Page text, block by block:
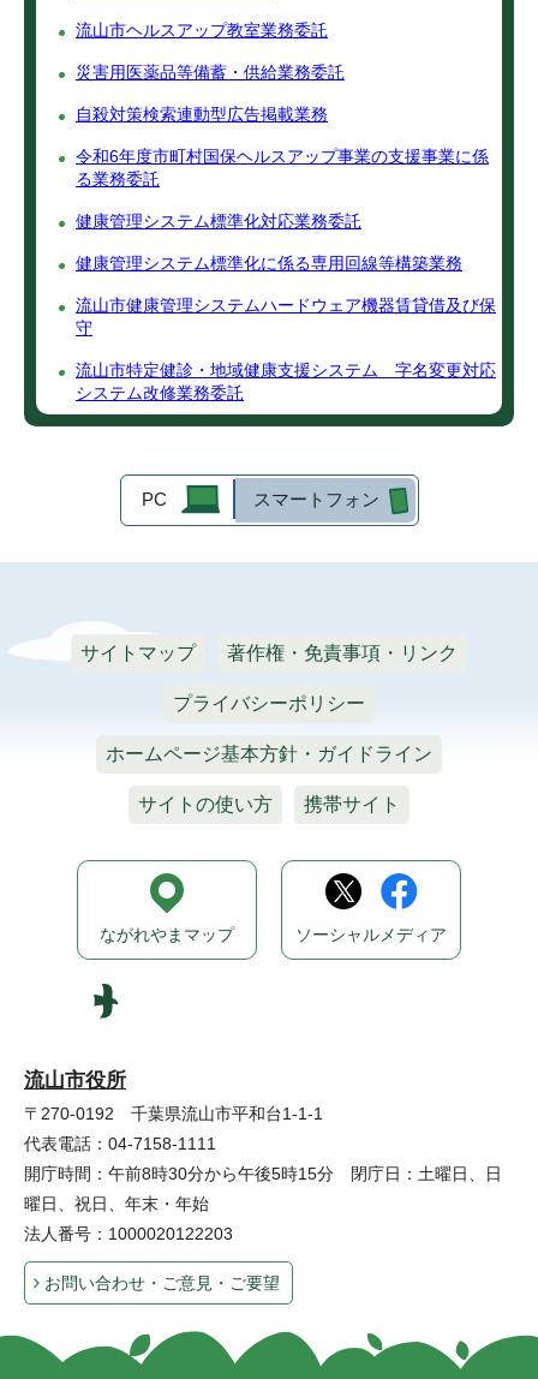
流山市ヘルスアップ教室業務委託
災害用医薬品等備蓄・供給業務委託
自殺対策検索連動型広告掲載業務
令和6年度市町村国保ヘルスアップ事業の支援事業に係
る業務委託
健康管理システム標準化対応業務委託
健康管理システム標準化に係る専用回線等構築業務
流山市健康管理システムハードウェア機器賃貸借及び保
守
流山市特定健診・地域健康支援システム 字名変更対応
システム改修業務委託
PC スマートフォン
サイトマップ 著作権・免責事項・リンク
プライバシーポリシー
ホームページ基本方針・ガイドライン
サイトの使い方 携帯サイト
流山市役所
〒270-0192 千葉県流山市平和台1-1-1
代表電話：04-7158-1111
開庁時間：午前8時30分から午後5時15分 閉庁日：土曜日、日
曜日、祝日、年末・年始
法人番号：1000020122203
お問い合わせ・ご意見・ご要望
ながれやまマップ ソーシャルメディア